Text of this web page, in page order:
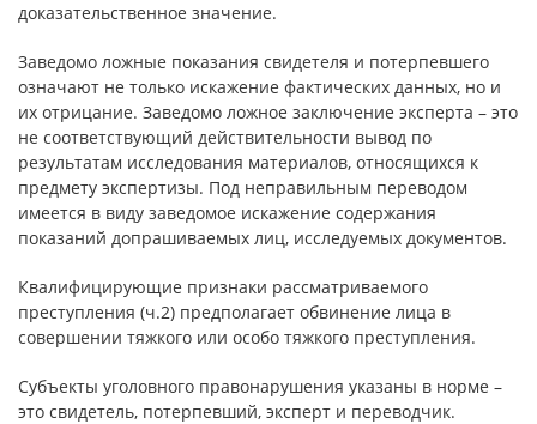
доказательственное значение.
Заведомо ложные показания свидетеля и потерпевшего
означают не только искажение фактических данных, но и
их отрицание. Заведомо ложное заключение эксперта – это
не соответствующий действительности вывод по
результатам исследования материалов, относящихся к
предмету экспертизы. Под неправильным переводом
имеется в виду заведомое искажение содержания
показаний допрашиваемых лиц, исследуемых документов.
Квалифицирующие признаки рассматриваемого
преступления (ч.2) предполагает обвинение лица в
совершении тяжкого или особо тяжкого преступления.
Субъекты уголовного правонарушения указаны в норме –
это свидетель, потерпевший, эксперт и переводчик.